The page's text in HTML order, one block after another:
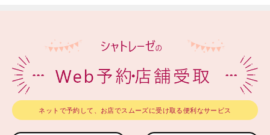
ネットで予約して、お店でスムーズに受け取る便利なサービス